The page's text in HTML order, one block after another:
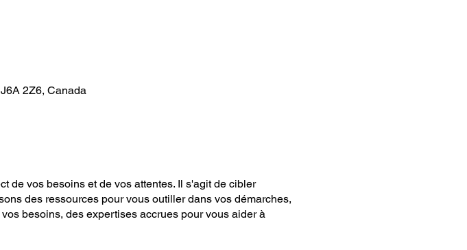
2Z6, Canada
de vos besoins et de vos attentes. Il s'agit de cibler
des ressources pour vous outiller dans vos démarches,
besoins, des expertises accrues pour vous aider à